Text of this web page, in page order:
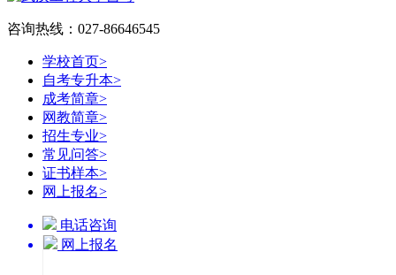
咨询热线：027-86646545
学校首页>
自考专升本>
成考简章>
网教简章>
招生专业>
常见问答>
证书样本>
网上报名>
电话咨询
网上报名